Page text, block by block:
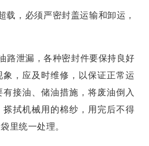
载，必须严密封盖运输和卸运，
路泄漏，各种密封件要保持良好
，应及时维修，以保证正常运
接油、储油措施，将废油倒入
拭机械用的棉纱，用完后不得
里统一处理。